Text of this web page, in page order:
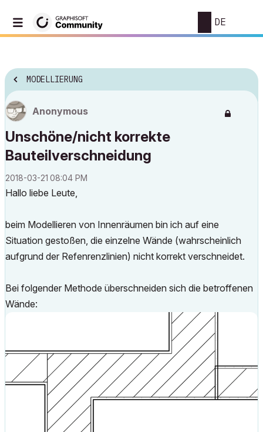
DE
MODELLIERUNG
Anonymous
Unschöne/nicht korrekte
Bauteilverschneidung
‎2018-03-21 08:04 PM
Hallo liebe Leute,
beim Modellieren von Innenräumen bin ich auf eine
Situation gestoßen, die einzelne Wände (wahrscheinlich
aufgrund der Refenrenzlinien) nicht korrekt verschneidet.
Bei folgender Methode überschneiden sich die betroffenen
Wände: